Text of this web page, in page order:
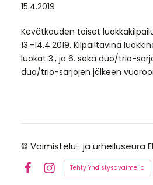
15.4.2019
Kevätkauden toiset
13.-14.4.2019. Kilpailtavina
luokat 3., ja 6. sekä duo/trio-
duo/trio-sarjojen jälkeen
© Voimistelu- ja urheiluseura
FacebookInstagram
Tehty Yhdistysavaimella